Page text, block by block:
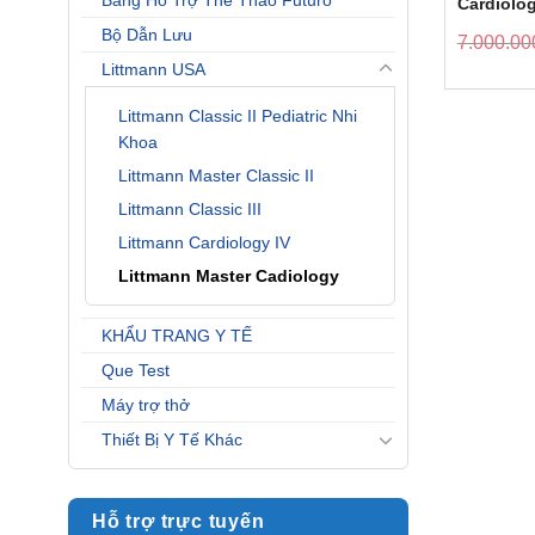
Bộ Dẫn Lưu
Littmann USA
Littmann Classic II Pediatric Nhi
Khoa
Littmann Master Classic II
Littmann Classic III
Littmann Cardiology IV
Littmann Master Cadiology
KHẨU TRANG Y TẾ
Que Test
Máy trợ thở
Thiết Bị Y Tế Khác
Hỗ trợ trực tuyến